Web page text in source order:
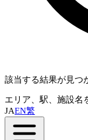
該当する結果が見つ
エリア、駅、施設名
JAEN繁